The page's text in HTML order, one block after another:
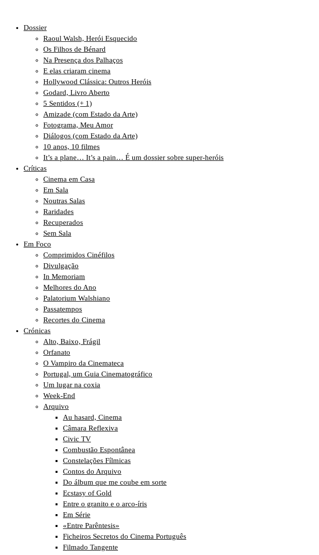
Dossier
Raoul Walsh, Herói Esquecido
Os Filhos de Bénard
Na Presença dos Palhaços
E elas criaram cinema
Hollywood Clássica: Outros Heróis
Godard, Livro Aberto
5 Sentidos (+ 1)
Amizade (com Estado da Arte)
Fotograma, Meu Amor
Diálogos (com Estado da Arte)
10 anos, 10 filmes
It’s a plane… It’s a pain… É um dossier sobre super-heróis
Críticas
Cinema em Casa
Em Sala
Noutras Salas
Raridades
Recuperados
Sem Sala
Em Foco
Comprimidos Cinéfilos
Divulgação
In Memoriam
Melhores do Ano
Palatorium Walshiano
Passatempos
Recortes do Cinema
Crónicas
Alto, Baixo, Frágil
Orfanato
O Vampiro da Cinemateca
Portugal, um Guia Cinematográfico
Um lugar na coxia
Week-End
Arquivo
Au hasard, Cinema
Câmara Reflexiva
Civic TV
Combustão Espontânea
Constelações Fílmicas
Contos do Arquivo
Do álbum que me coube em sorte
Ecstasy of Gold
Entre o granito e o arco-íris
Em Série
«Entre Parêntesis»
Ficheiros Secretos do Cinema Português
Filmado Tangente